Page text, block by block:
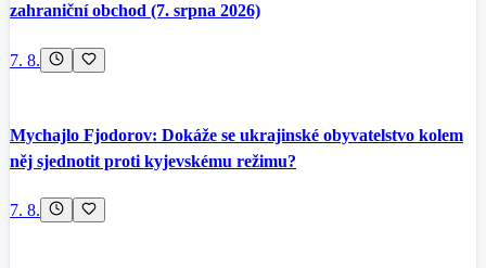
zahraniční obchod (7. srpna 2026)
7. 8.
Mychajlo Fjodorov: Dokáže se ukrajinské obyvatelstvo kolem
něj sjednotit proti kyjevskému režimu?
7. 8.